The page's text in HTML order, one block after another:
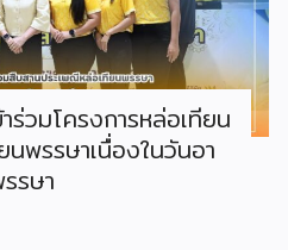
ร่วมโครงการหล่อเทียน
นพรรษาเนื่องในวันอา
รษา